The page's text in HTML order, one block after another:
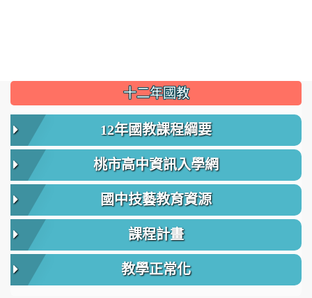
::: 十二年國教
12年國教課程綱要
桃市高中資訊入學網
國中技藝教育資源
課程計畫
教學正常化